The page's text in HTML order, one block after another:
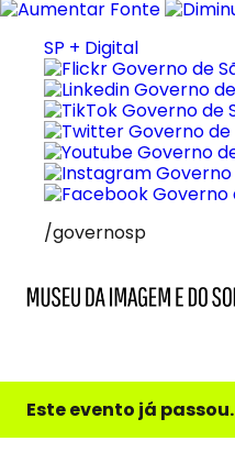
SP + Digital
/governosp
e
do
Este evento já passou.